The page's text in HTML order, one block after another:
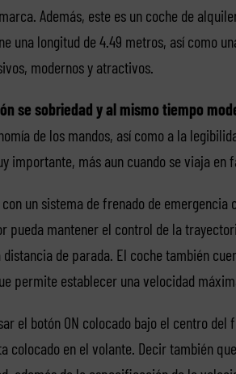
Además, este es un coche de
una longitud de 4.49 metros, así como
modernos y atractivos.
se sobriedad y al mismo tiempo
de los mandos, así como a la
importante, más aun cuando se viaja en
un sistema de frenado de emergencia
pueda mantener el control de la
de parada. El coche también
permite establecer una velocidad
el botón ON colocado bajo el centro del
colocado en el volante. Decir también